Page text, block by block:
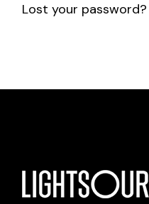
Lost your password?